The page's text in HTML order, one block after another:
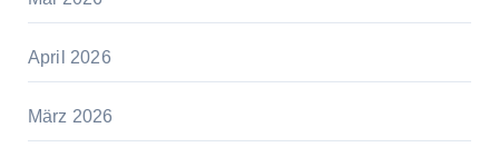
April 2026
März 2026